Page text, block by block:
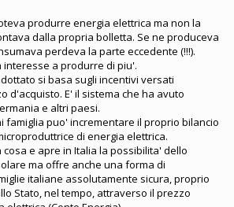
produrre energia elettrica ma non la
dalla propria bolletta. Se ne produceva
perdeva la parte eccedente (!!!).
a produrre di piu'.
si basa sugli incentivi versati
d'acquisto. E' il sistema che ha avuto
e altri paesi.
famiglia puo' incrementare il proprio bilancio
di energia elettrica.
e apre in Italia la possibilita' dello
ma offre anche una forma di
italiane assolutamente sicura, proprio
Stato, nel tempo, attraverso il prezzo